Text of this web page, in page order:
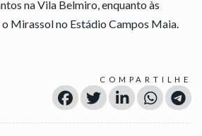
na Vila Belmiro, enquanto às
Mirassol no Estádio Campos Maia.
COMPARTILHE